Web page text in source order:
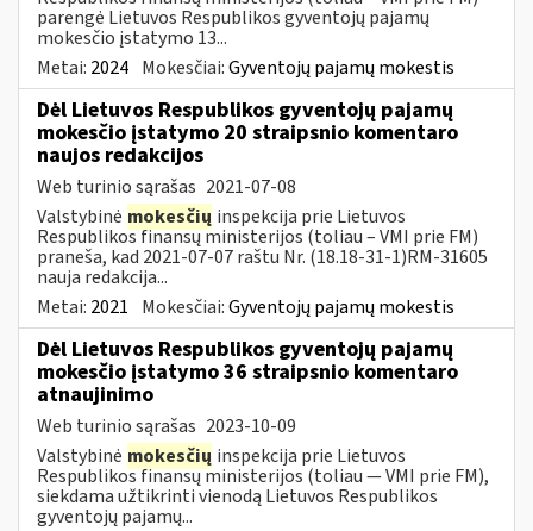
parengė Lietuvos Respublikos gyventojų pajamų
mokesčio įstatymo 13...
Metai: 2024 Mokesčiai:Gyventojų pajamų mokestis
Dėl Lietuvos Respublikos gyventojų pajamų
mokesčio įstatymo 20 straipsnio komentaro
naujos redakcijos
Web turinio sąrašas 2021-07-08
Valstybinė mokesčių inspekcija prie Lietuvos
Respublikos finansų ministerijos (toliau – VMI prie FM)
praneša, kad 2021-07-07 raštu Nr. (18.18-31-1)RM-31605
nauja redakcija...
Metai: 2021 Mokesčiai:Gyventojų pajamų mokestis
Dėl Lietuvos Respublikos gyventojų pajamų
mokesčio įstatymo 36 straipsnio komentaro
atnaujinimo
Web turinio sąrašas 2023-10-09
Valstybinė mokesčių inspekcija prie Lietuvos
Respublikos finansų ministerijos (toliau — VMI prie FM),
siekdama užtikrinti vienodą Lietuvos Respublikos
gyventojų pajamų...